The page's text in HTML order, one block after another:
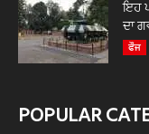
ਇਹ
ਦਾ
ਫੌਜ
POPULAR